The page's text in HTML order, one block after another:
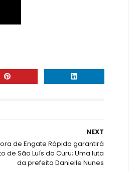
NEXT
de Engate Rápido garantirá
de São Luís do Curu; Uma luta
da prefeita Danielle Nunes